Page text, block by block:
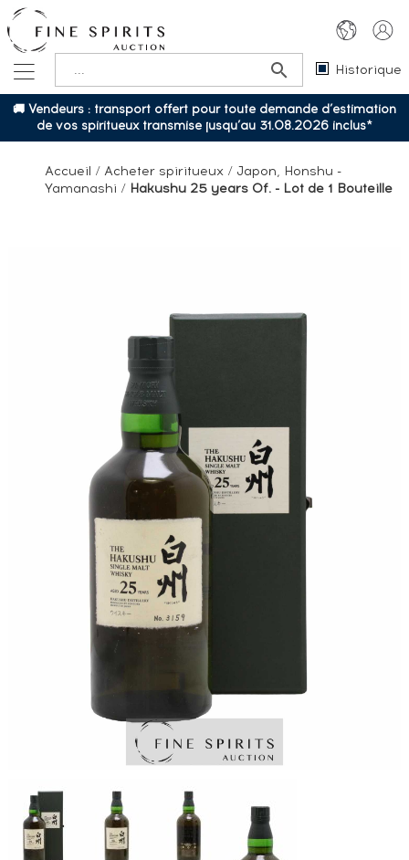
Historique
🚚 Vendeurs : transport offert pour toute demande d’estimation
de vos spiritueux transmise jusqu’au 31.08.2026 inclus*
Accueil / Acheter spiritueux / Japon, Honshu -
Yamanashi / Hakushu 25 years Of. - Lot de 1 Bouteille